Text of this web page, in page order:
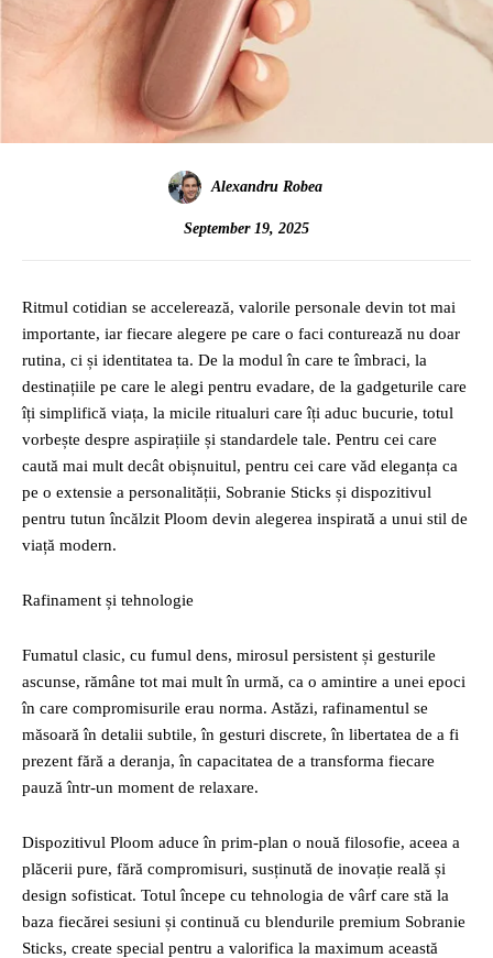
Alexandru Robea
September 19, 2025
Ritmul cotidian se accelerează, valorile personale devin tot mai
importante, iar fiecare alegere pe care o faci conturează nu doar
rutina, ci și identitatea ta. De la modul în care te îmbraci, la
destinațiile pe care le alegi pentru evadare, de la gadgeturile care
îți simplifică viața, la micile ritualuri care îți aduc bucurie, totul
vorbește despre aspirațiile și standardele tale. Pentru cei care
caută mai mult decât obișnuitul, pentru cei care văd eleganța ca
pe o extensie a personalității, Sobranie Sticks și dispozitivul
pentru tutun încălzit Ploom devin alegerea inspirată a unui stil de
viață modern.
Rafinament și tehnologie
Fumatul clasic, cu fumul dens, mirosul persistent și gesturile
ascunse, rămâne tot mai mult în urmă, ca o amintire a unei epoci
în care compromisurile erau norma. Astăzi, rafinamentul se
măsoară în detalii subtile, în gesturi discrete, în libertatea de a fi
prezent fără a deranja, în capacitatea de a transforma fiecare
pauză într-un moment de relaxare.
Dispozitivul Ploom aduce în prim-plan o nouă filosofie, aceea a
plăcerii pure, fără compromisuri, susținută de inovație reală și
design sofisticat. Totul începe cu tehnologia de vârf care stă la
baza fiecărei sesiuni și continuă cu blendurile premium Sobranie
Sticks, create special pentru a valorifica la maximum această